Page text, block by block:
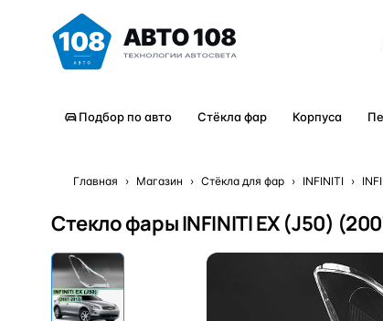
Подбор по авто Стёкла фар Корпуса
Главная › Магазин › Стёкла для фар › INFINITI ›
Стекло фары INFINITI EX (J50)